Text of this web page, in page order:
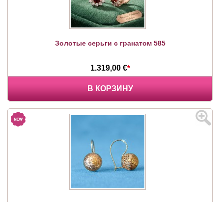
Золотые серьги с гранатом 585
1.319,00 €*
В КОРЗИНУ